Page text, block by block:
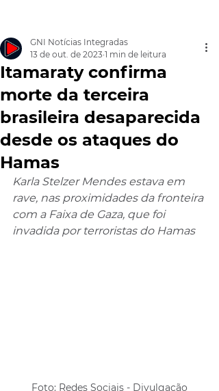
Itamaraty confirma
morte da terceira
brasileira desaparecida
desde os ataques do
Hamas
GNI Notícias Integradas
13 de out. de 2023 1 min de leitura
Karla Stelzer Mendes estava em
rave, nas proximidades da fronteira
com a Faixa de Gaza, que foi
invadida por terroristas do Hamas
Foto: Redes Sociais - Divulgação